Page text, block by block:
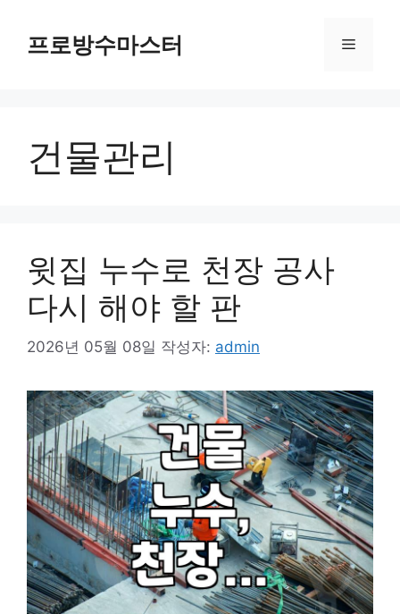
프로방수마스터 메
건물관리
윗집 누수로 천장 공사
다시 해야 할 판
2026년 05월 08일 작성자: admin